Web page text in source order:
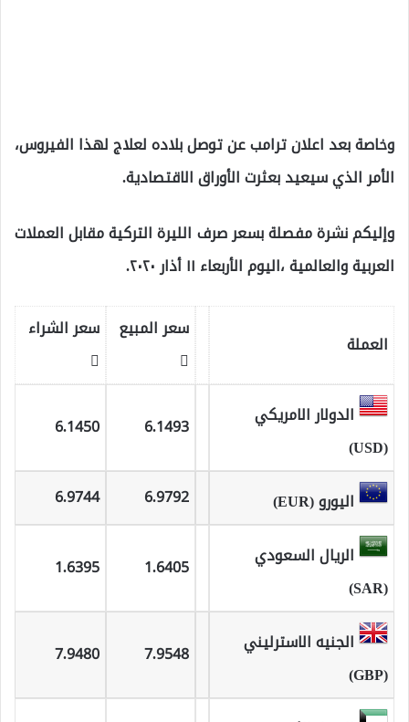
وخاصة بعد اعلان ترامب عن توصل بلاده لعلاج لهذا الفيروس،
الأمر الذي سيعيد بعثرت الأوراق الاقتصادية.
وإليكم نشرة مفصلة بسعر صرف الليرة التركية مقابل العملات
العربية والعالمية ،اليوم الأربعاء ١١ أذار ٢٠٢٠.
العملة
سعر المبيع سعر الشراء
الدولار الامريكي
(USD)
6.1493
6.1450
اليورو (EUR) 6.9792
6.9744
الريال السعودي
(SAR)
1.6405
1.6395
الجنيه الاسترليني
(GBP)
7.9548
7.9480